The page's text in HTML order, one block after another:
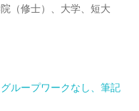
（修士）、大学、短大
ループワークなし、筆記